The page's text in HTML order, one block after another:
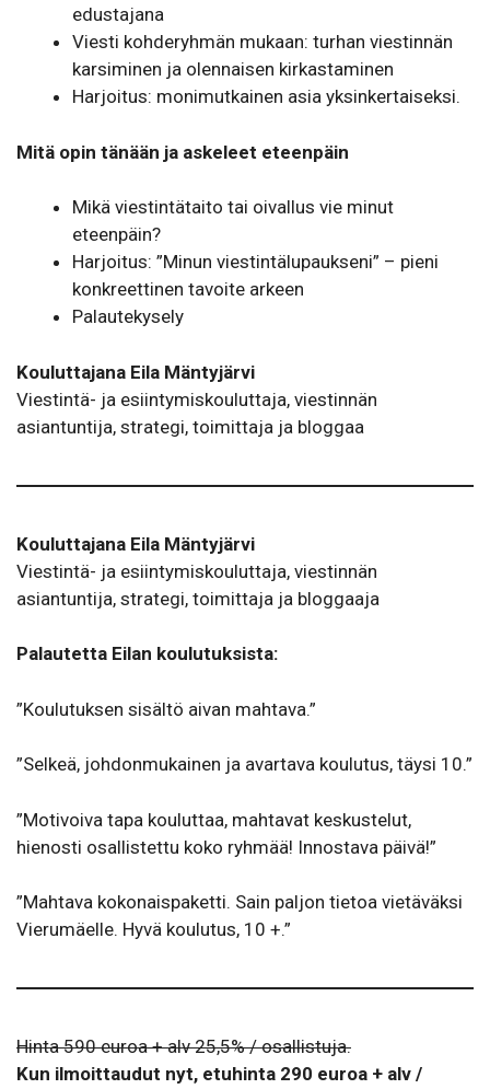
edustajana
Viesti kohderyhmän mukaan: turhan viestinnän
karsiminen ja olennaisen kirkastaminen
Harjoitus: monimutkainen asia yksinkertaiseksi.
Mitä opin tänään ja askeleet eteenpäin
Mikä viestintätaito tai oivallus vie minut
eteenpäin?
Harjoitus: ”Minun viestintälupaukseni” – pieni
konkreettinen tavoite arkeen
Palautekysely
Kouluttajana Eila Mäntyjärvi
Viestintä- ja esiintymiskouluttaja, viestinnän
asiantuntija, strategi, toimittaja ja bloggaa
Kouluttajana Eila Mäntyjärvi
Viestintä- ja esiintymiskouluttaja, viestinnän
asiantuntija, strategi, toimittaja ja bloggaaja
Palautetta Eilan koulutuksista:
”Koulutuksen sisältö aivan mahtava.”
”Selkeä, johdonmukainen ja avartava koulutus, täysi 10.”
”Motivoiva tapa kouluttaa, mahtavat keskustelut,
hienosti osallistettu koko ryhmää! Innostava päivä!”
”Mahtava kokonaispaketti. Sain paljon tietoa vietäväksi
Vierumäelle. Hyvä koulutus, 10 +.”
Hinta 590 euroa + alv 25,5% / osallistuja.
Kun ilmoittaudut nyt, etuhinta 290 euroa + alv /